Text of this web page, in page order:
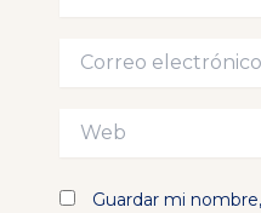
Correo
electrónico*
Web
Guardar mi